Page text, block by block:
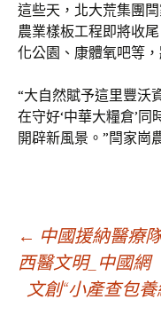
這些天，北大荒集團
農業樣板工程即將收
化公園、康體氧吧等
“大自然賦予這里豐沃
在守好‘中華大糧倉’
開辟新風景。”閆家崗
文
章
← 中國援納醫療
西醫文明_中國網
文創“小產查包